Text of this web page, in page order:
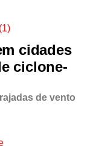
cidades
ciclone-
de vento